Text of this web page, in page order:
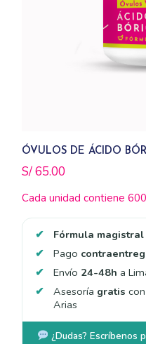
ÓVULOS DE ÁCIDO
S/65.00
Cada unidad contiene
Fórmula magistral
Pago
Envío 24-48h a
Asesoría gratis
Arias
¿Dudas?